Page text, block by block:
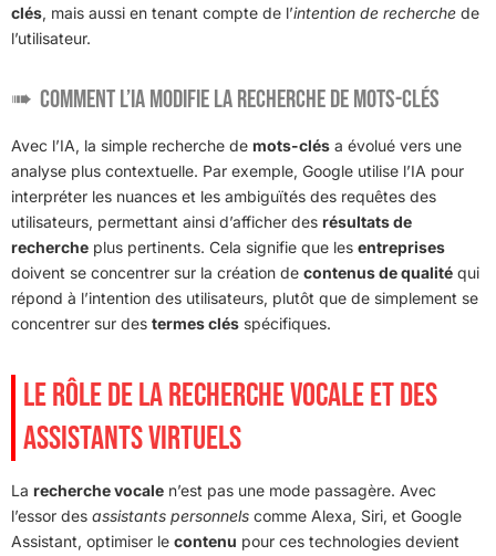
clés, mais aussi en tenant compte de l’intention de recherche de
l’utilisateur.
Comment l’IA modifie la recherche de mots-clés
Avec l’IA, la simple recherche de mots-clés a évolué vers une
analyse plus contextuelle. Par exemple, Google utilise l’IA pour
interpréter les nuances et les ambiguïtés des requêtes des
utilisateurs, permettant ainsi d’afficher des résultats de
recherche plus pertinents. Cela signifie que les entreprises
doivent se concentrer sur la création de contenus de qualité qui
répond à l’intention des utilisateurs, plutôt que de simplement se
concentrer sur des termes clés spécifiques.
LE RÔLE DE LA RECHERCHE VOCALE ET DES
ASSISTANTS VIRTUELS
La recherche vocale n’est pas une mode passagère. Avec
l’essor des assistants personnels comme Alexa, Siri, et Google
Assistant, optimiser le contenu pour ces technologies devient